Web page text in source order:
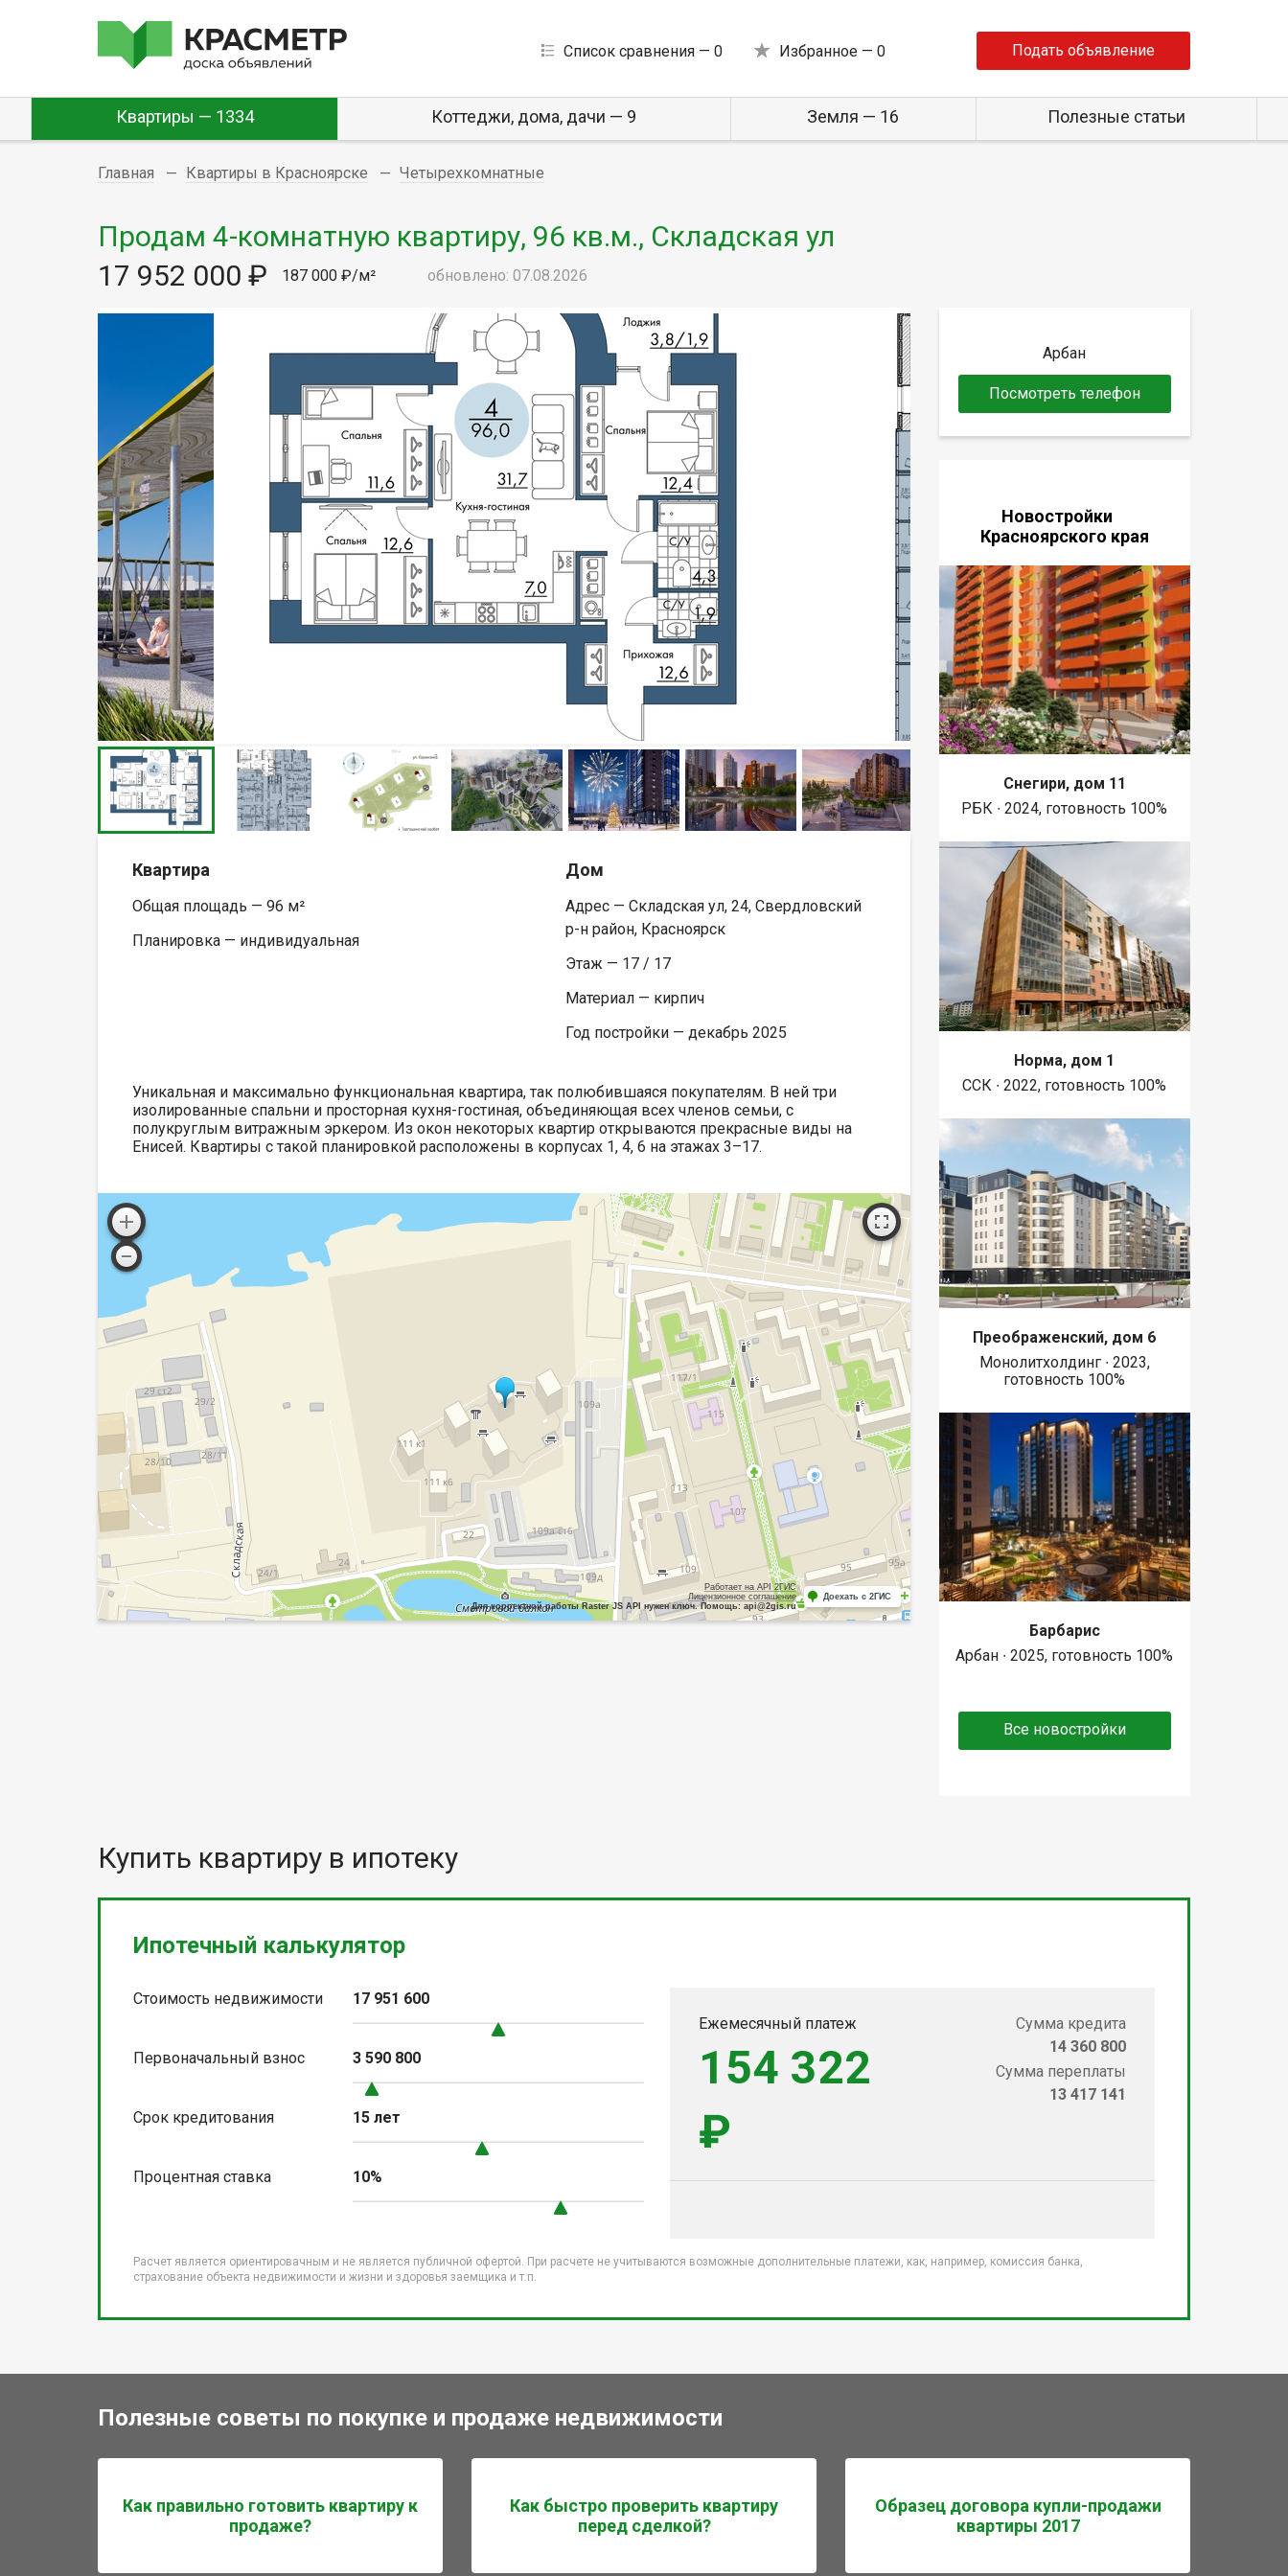
Список сравнения — 0 Избранное — 0 Подать объявление
Квартиры — 1334 Коттеджи, дома, дачи — 9 Земля — 16 Полезные статьи
Главная Квартиры в Красноярске Четырехкомнатные
Продам 4-комнатную квартиру, 96 кв.м., Складская ул
17 952 000 ₽
187 000 ₽/м² обновлено: 07.08.2026
Квартира
Общая площадь — 96 м²
Планировка — индивидуальная
Дом
Адрес — Складская ул, 24, Свердловский
р-н район, Красноярск
Этаж — 17 / 17
Материал — кирпич
Год постройки — декабрь 2025
Уникальная и максимально функциональная квартира, так полюбившаяся покупателям. В ней три
изолированные спальни и просторная кухня-гостиная, объединяющая всех членов семьи, с
полукруглым витражным эркером. Из окон некоторых квартир открываются прекрасные виды на
Енисей. Квартиры с такой планировкой расположены в корпусах 1, 4, 6 на этажах 3–17.
Работает на API 2ГИС
Лицензионное соглашение
Для корректной работы Raster JS API нужен ключ. Помощь: api@2gis.ru
Доехать с 2ГИС
Арбан
Посмотреть телефон
Новостройки
Красноярского края
Снегири, дом 11
РБК ∙ 2024, готовность 100%
Норма, дом 1
ССК ∙ 2022, готовность 100%
Преображенский, дом 6
Монолитхолдинг ∙ 2023,
готовность 100%
Барбарис
Арбан ∙ 2025, готовность 100%
Все новостройки
Купить квартиру в ипотеку
Ипотечный калькулятор
Стоимость недвижимости 17 951 600
Первоначальный взнос 3 590 800
Срок кредитования 15 лет
Процентная ставка 10%
Ежемесячный платеж
154 322
₽
Сумма кредита
14 360 800
Сумма переплаты
13 417 141
Расчет является ориентировачным и не является публичной офертой. При расчете не учитываются возможные дополнительные платежи, как, например, комиссия банка,
страхование объекта недвижимости и жизни и здоровья заемщика и т.п.
Полезные советы по покупке и продаже недвижимости
Как правильно готовить квартиру к
продаже?
Как быстро проверить квартиру
перед сделкой?
Образец договора купли-продажи
квартиры 2017